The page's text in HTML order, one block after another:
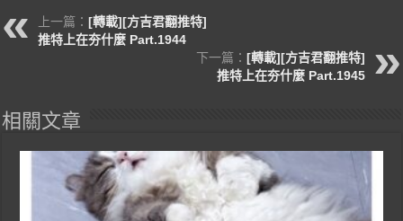
上一篇：[轉載][方吉君翻推特]
推特上在夯什麼 Part.1944
下一篇： [轉載][方吉君翻推特]
推特上在夯什麼 Part.1945
相關文章